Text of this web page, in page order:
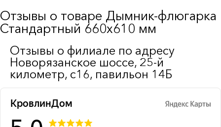
Отзывы о товаре Дымник-флюгарка
Стандартный 660х610 мм
Отзывы о филиале по адресу
Новорязанское шоссе, 25-й
километр, с16, павильон 14Б